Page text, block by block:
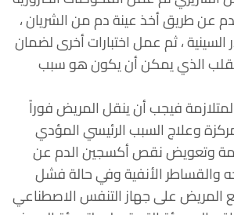
عن طريق أخذ عينة دم من الشريان ،
، ثم عمل اختبارات أخرى لضمان
الذي يمكن أن يكون هو سبب
فيجب أن ينقل المريض فوراً
وعلاج السبب الرئيسي المؤدي
وتعويض نقص أكسجين الدم عن
والقساطر الأنفية وفي حالة فشل
على جهاز التنفس الاصطناعي